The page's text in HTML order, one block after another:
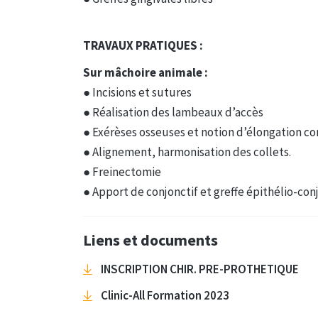
TRAVAUX PRATIQUES :
Sur mâchoire animale :
● Incisions et sutures
● Réalisation des lambeaux d’accès
● Exérèses osseuses et notion d’élongation
● Alignement, harmonisation des collets.
● Freinectomie
● Apport de conjonctif et greffe épithélio-
Liens et documents
INSCRIPTION CHIR. PRE-PROTHETIQUE
Clinic-All Formation 2023